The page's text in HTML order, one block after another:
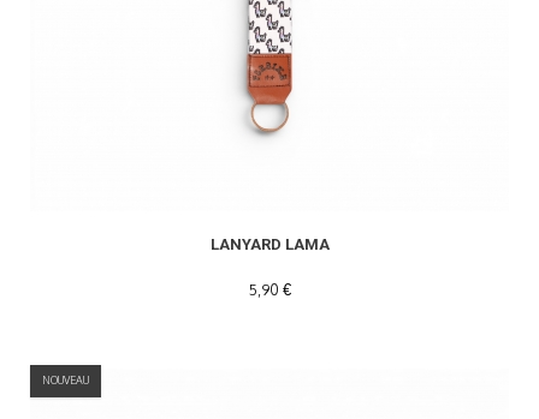
LANYARD LAMA
5,90 €
NOUVEAU